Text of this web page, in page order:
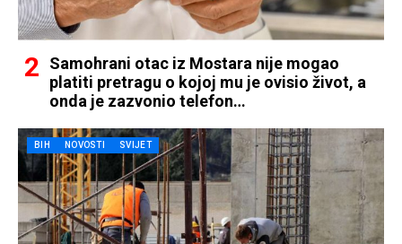
Samohrani otac iz Mostara nije mogao
platiti pretragu o kojoj mu je ovisio život, a
onda je zazvonio telefon…
BIH NOVOSTI SVIJET